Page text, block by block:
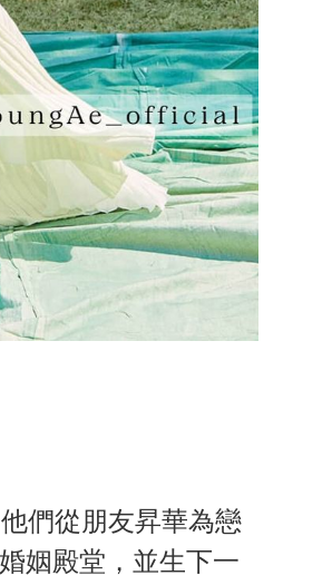
們從朋友昇華為戀
姻殿堂，並生下一